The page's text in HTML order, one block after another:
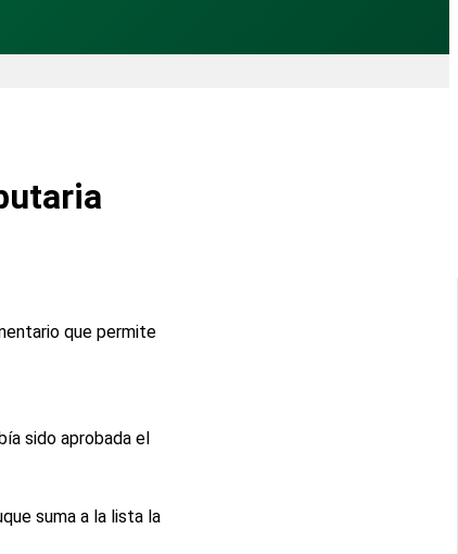
las calles.
que permite
sido aprobada el
suma a la lista la